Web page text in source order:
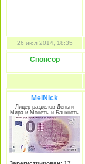
26 июл 2014, 18:35
Спонсор
MelNick
Лидер разделов Деньги
Мира и Монеты и Банкноты